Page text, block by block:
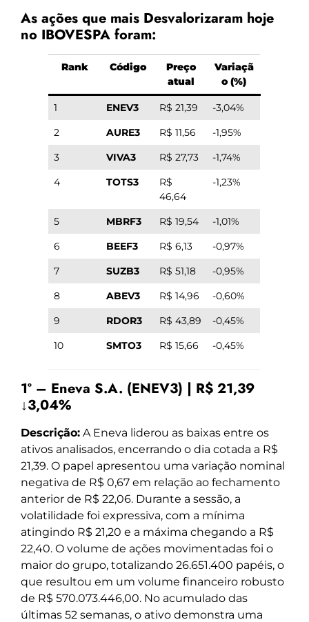
As ações que mais Desvalorizaram hoje
no IBOVESPA foram:
Rank Código
Preço
atual
Variaçã
o (%)
1 ENEV3 R$ 21,39
-3,04%
2
AURE3 R$ 11,56
-1,95%
3
VIVA3 R$ 27,73
-1,74%
4
TOTS3
R$
46,64
-1,23%
5 MBRF3 R$ 19,54
-1,01%
6
BEEF3 R$ 6,13
-0,97%
7
SUZB3 R$ 51,18
-0,95%
8
ABEV3 R$ 14,96
-0,60%
9
RDOR3 R$ 43,89
-0,45%
10
SMTO3 R$ 15,66 -0,45%
1º – Eneva S.A. (ENEV3) | R$ 21,39
↓3,04%
Descrição: A Eneva liderou as baixas entre os
ativos analisados, encerrando o dia cotada a R$
21,39. O papel apresentou uma variação nominal
negativa de R$ 0,67 em relação ao fechamento
anterior de R$ 22,06. Durante a sessão, a
volatilidade foi expressiva, com a mínima
atingindo R$ 21,20 e a máxima chegando a R$
22,40. O volume de ações movimentadas foi o
maior do grupo, totalizando 26.651.400 papéis, o
que resultou em um volume financeiro robusto
de R$ 570.073.446,00. No acumulado das
últimas 52 semanas, o ativo demonstra uma